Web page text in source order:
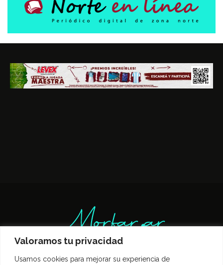
Valoramos tu privacidad
Usamos cookies para mejorar su experiencia de